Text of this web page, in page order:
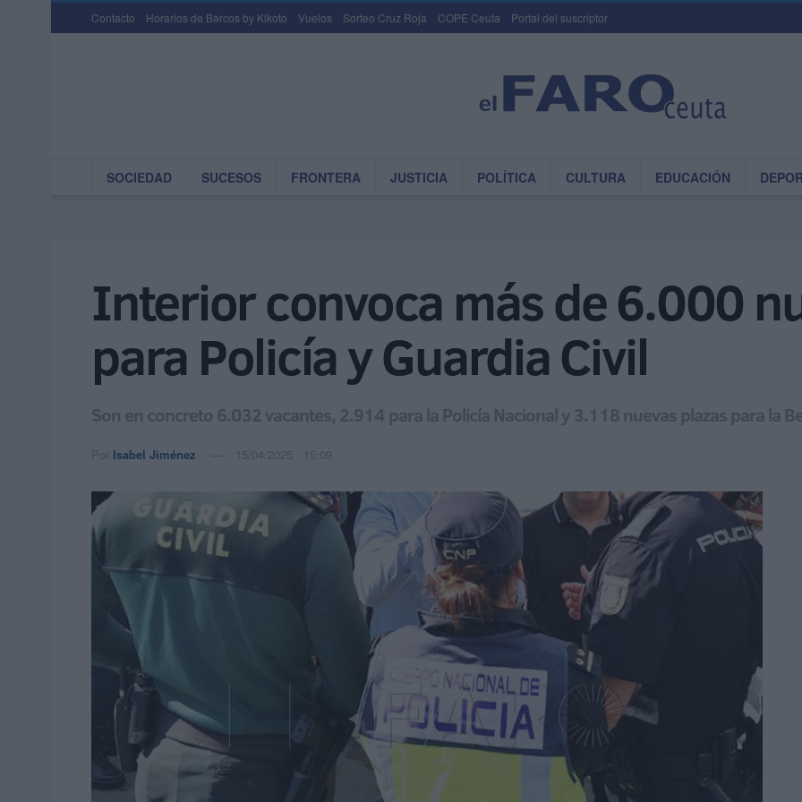
Contacto Horarios de Barcos by Kikoto Vuelos Sorteo Cruz Roja COPE Ceuta Portal del suscriptor
SOCIEDAD SUCESOS FRONTERA JUSTICIA POLÍTICA CULTURA EDUCACIÓN
Interior convoca más de 6.000
para Policía y Guardia Civil
Son en concreto 6.032 vacantes, 2.914 para la Policía Nacional y 3.118 nuevas plazas para la
Por Isabel Jiménez 15/04/2025 - 15:09